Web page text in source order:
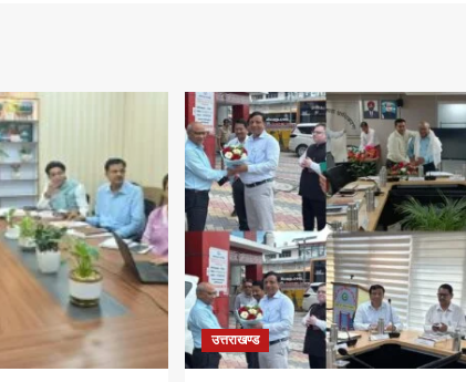
उत्तराखण्ड